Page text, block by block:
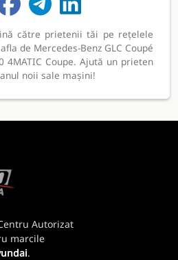
către prietenii tăi pe rețelele
de Mercedes-Benz GLC Coupé
4MATIC Coupe. Ajută un prieten
noii sale mașini!
Autorizat
marcile
.